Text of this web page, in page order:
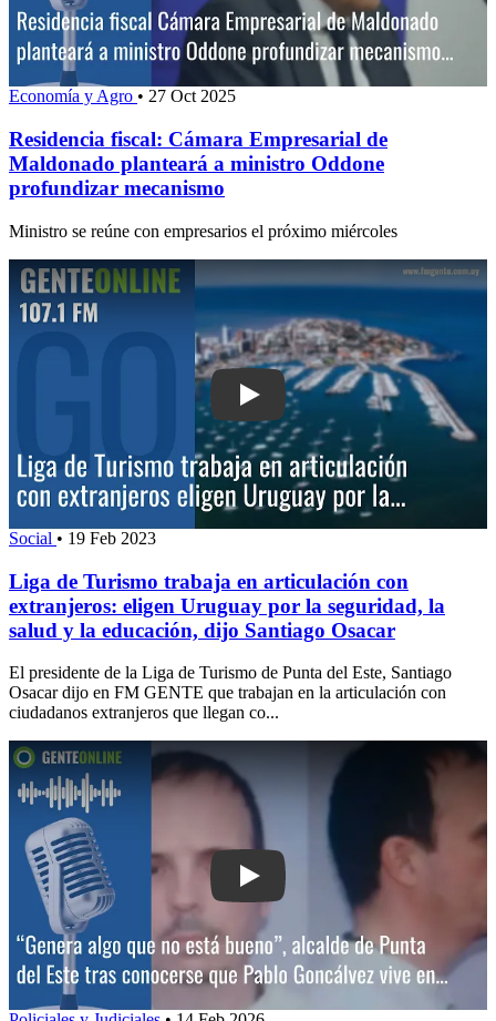
Economía y Agro • 27 Oct 2025
Residencia fiscal: Cámara Empresarial de
Maldonado planteará a ministro Oddone
profundizar mecanismo
Ministro se reúne con empresarios el próximo miércoles
Play: Liga de Turismo trabaja en
Social • 19 Feb 2023
Liga de Turismo trabaja en articulación con
extranjeros: eligen Uruguay por la seguridad, la
salud y la educación, dijo Santiago Osacar
El presidente de la Liga de Turismo de Punta del Este, Santiago
Osacar dijo en FM GENTE que trabajan en la articulación con
ciudadanos extranjeros que llegan co...
Play: “Genera algo que no está